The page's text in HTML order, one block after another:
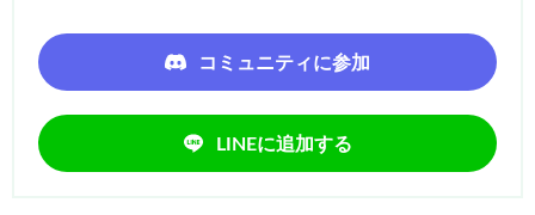
コミュニティに参加
LINEに追加する